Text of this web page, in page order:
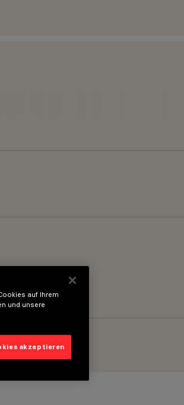
auf Ihrem
und unsere
akzeptieren